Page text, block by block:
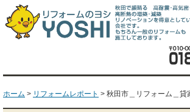
ホーム > リフォームレポート > 秋田市＿リフォーム＿貸